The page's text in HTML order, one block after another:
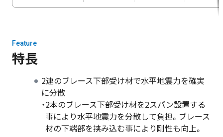
Feature
特長
2連のブレース下部受け材で水平地震力を確実
に分散
・2本のブレース下部受け材を2スパン設置する
事により水平地震力を分散して負担。ブレース
材の下端部を挟み込む事により剛性も向上。